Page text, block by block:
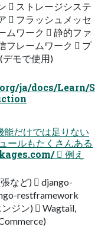
 ストレージシステ
 フラッシュメッセ
ムワーク  静的ファ
フレームワーク  プ
デモで使用)
ja/docs/Learn/S
だけでは足りない
ールもたくさんある
 例え
など)  django-
restframework
ジン)  Wagtail,